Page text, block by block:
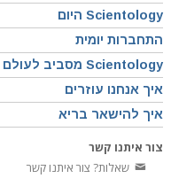
Scientology היום
התחברות יומית
Scientology מסביב לעולם
איך אנחנו עוזרים
איך להישאר בריא
צור איתנו קשר
שאלות? צור איתנו קשר